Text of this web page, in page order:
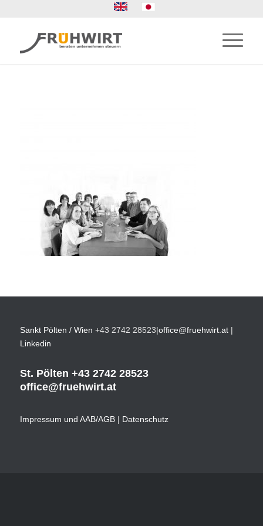
Sankt Pölten / Wien +43 2742 28523|office@fruehwirt.at|
Linkedin
St. Pölten +43 2742 28523
office@fruehwirt.at
Impressum und AAB/AGB| Datenschutz